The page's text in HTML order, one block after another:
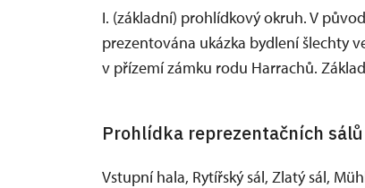
I. (základní) prohlídkový okruh. V
prezentována ukázka bydlení šlechty
v přízemí zámku rodu Harrachů.
Prohlídka reprezentačních
Vstupní hala, Rytířský sál, Zlatý sál,